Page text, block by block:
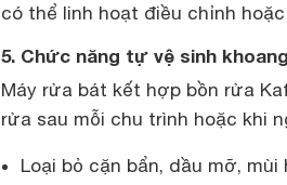
có thể linh hoạt điều chỉnh
5. Chức năng tự vệ sinh
Máy rửa bát kết hợp bồn rửa
rửa sau mỗi chu trình hoặc khi
Loại bỏ cặn bẩn, dầu mỡ,